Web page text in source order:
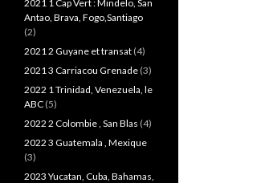
2021 1 Cap Vert : Mindelo, San
Antao, Brava, Fogo,Santiago
(2)
2021 2 Guyane et transat (4)
2021 3 Carriacou Grenade (3)
2022 1 Trinidad, Venezuela, le
ABC (5)
2022 2 Colombie , San Blas (4)
2022 3 Guatemala , Mexique
(3)
2023 Yucatan, Cuba, Bahamas,